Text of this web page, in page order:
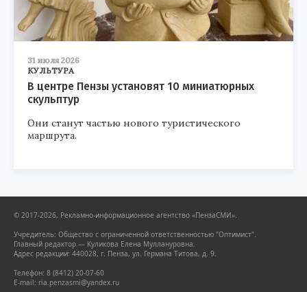
31 июля 2026
КУЛЬТУРА
В центре Пензы установят 10 миниатюрных
скульптур
Они станут частью нового туристического
маршрута.
© 2017-2026, Рекламно-информационное агентство «ПензаСМИ».
Учредитель: Общество с ограниченной ответственностью "Оптимист".
Главный редактор — Куликова Елена Муллануровна.
Адрес редакции: 440028, г. Пенза, ул. Германа Титова, д. 9.
Телефон: 8 (8412) 20-07-60
E-mail: ria.penzasmi@yandex.ru